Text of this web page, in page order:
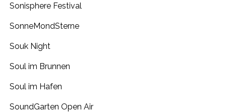
Sonisphere Festival
SonneMondSterne
Souk Night
Soul im Brunnen
Soul im Hafen
SoundGarten Open Air